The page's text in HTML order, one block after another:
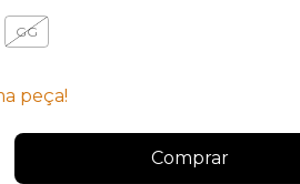
GG
peça!